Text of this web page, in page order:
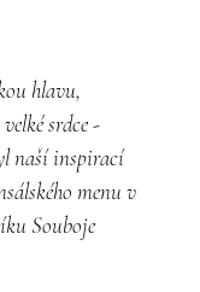
hlavu,
srdce -
naší inspirací
menu v
Souboje